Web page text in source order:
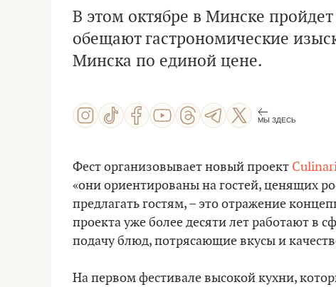
В этом октябре в Минске
обещают гастрономические
Минска по единой цене.
МЫ ЗДЕСЬ
Фест организовывает новый проект
«они ориентированы на гостей, ценящих
предлагать гостям, – это отражение
проекта уже более десяти лет работают
подачу блюд, потрясающие вкусы и
На первом фестивале высокой кухни,